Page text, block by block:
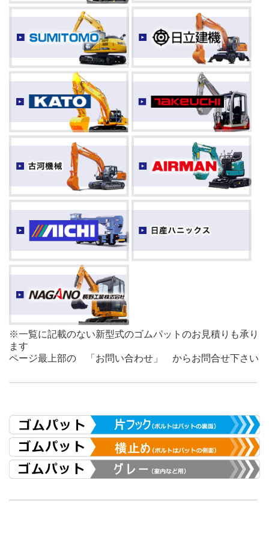
※一覧に記載のない新型式のゴムパットのお見積りも承り
ます
ページ最上部の 「お問い合わせ」 からお問合せ下さい